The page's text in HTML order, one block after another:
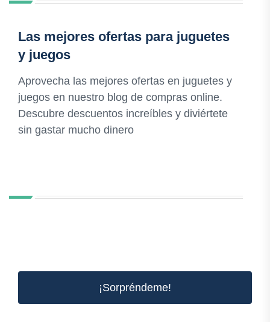
Las mejores ofertas para juguetes
y juegos
Aprovecha las mejores ofertas en juguetes y
juegos en nuestro blog de compras online.
Descubre descuentos increíbles y diviértete
sin gastar mucho dinero
¡Sorpréndeme!